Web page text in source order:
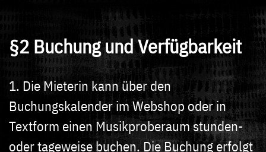
§2 Buchung und Verfügbarkeit
1. Die Mieterin kann über den
Buchungskalender im Webshop oder in
Textform einen Musikproberaum stunden-
oder tageweise buchen. Die Buchung erfolgt